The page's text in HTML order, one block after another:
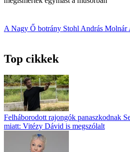
A Nagy Ő botrány Stohl András Molnár
Top cikkek
Felháborodott rajongók panaszkodnak
miatt: Vitézy Dávid is megszólalt